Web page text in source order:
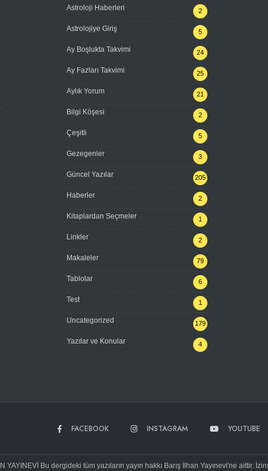
Astroloji Haberleri 2
Astrolojiye Giriş 5
Ay Boşlukta Takvimi 24
Ay Fazları Takvimi 25
Aylık Yorum 21
Bilgi Köşesi 2
Çeşitli 5
Gezegenler 3
Güncel Yazılar 205
Haberler 2
Kitaplardan Seçmeler 1
Linkler 2
Makaleler 79
Tablolar 6
Test 1
Uncategorized 179
Yazılar ve Konular 4
FACEBOOK INSTAGRAM YOUTUBE
Bu dergideki tüm yazıların yayın hakkı Barış İlhan Yayınevi'ne aittir.